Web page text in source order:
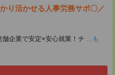
り活かせる人事労務サポ〇／
企業で安定×安心就業！チ ...も